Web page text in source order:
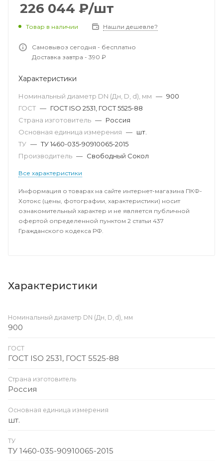
226 044 ₽/шт
Товар в наличии Нашли дешевле?
Самовывоз сегодня - бесплатно
Доставка завтра - 390 ₽
Характеристики
Номинальный диаметр DN (Дн, D, d), мм — 900
ГОСТ — ГОСТ ISO 2531, ГОСТ 5525-88
Страна изготовитель — Россия
Основная единица измерения — шт.
ТУ — ТУ 1460-035-90910065-2015
Производитель — Свободный Сокол
Все характеристики
Информация о товарах на сайте интернет-магазина ПКФ-
Хотокс (цены, фотографии, характеристики) носит
ознакомительный характер и не является публичной
офертой определенной пунктом 2 статьи 437
Гражданского кодекса РФ.
Характеристики
Номинальный диаметр DN (Дн, D, d), мм
900
ГОСТ
ГОСТ ISO 2531, ГОСТ 5525-88
Страна изготовитель
Россия
Основная единица измерения
шт.
ТУ
ТУ 1460-035-90910065-2015